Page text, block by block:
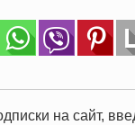
на сайт,